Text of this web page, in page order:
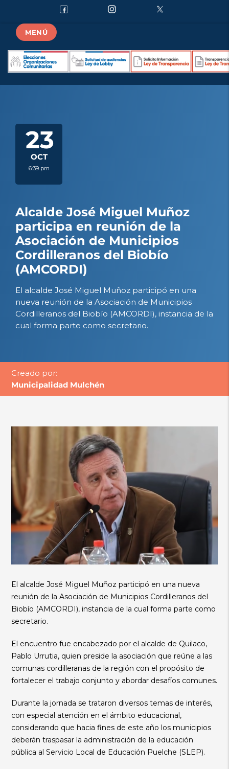
MENÚ
23
OCT
6:39 pm
Alcalde José Miguel Muñoz
participa en reunión de la
Asociación de Municipios
Cordilleranos del Biobío
(AMCORDI)
El alcalde José Miguel Muñoz participó en una
nueva reunión de la Asociación de Municipios
Cordilleranos del Biobío (AMCORDI), instancia de la
cual forma parte como secretario.
Creado por:
Municipalidad Mulchén
El alcalde José Miguel Muñoz participó en una nueva
reunión de la Asociación de Municipios Cordilleranos del
Biobío (AMCORDI), instancia de la cual forma parte como
secretario.
El encuentro fue encabezado por el alcalde de Quilaco,
Pablo Urrutia, quien preside la asociación que reúne a las
comunas cordilleranas de la región con el propósito de
fortalecer el trabajo conjunto y abordar desafíos comunes.
Durante la jornada se trataron diversos temas de interés,
con especial atención en el ámbito educacional,
considerando que hacia fines de este año los municipios
deberán traspasar la administración de la educación
pública al Servicio Local de Educación Puelche (SLEP).